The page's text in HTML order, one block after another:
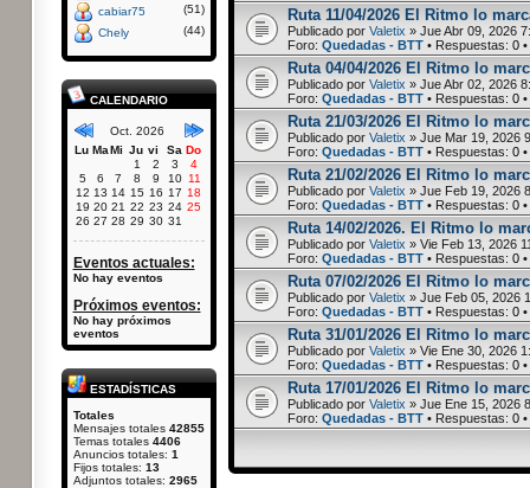
cabiar75
(51)
Chely
(44)
CALENDARIO
Oct. 2026
Lu MaMi Ju vi Sa Do
1
2 3
4
5
6 7 8 9 10 11
12 13 14 15 16 17 18
19 20 21 22 23 24 25
26 27 28 29 30 31
Eventos actuales:
No hay eventos
Próximos eventos:
No hay próximos
eventos
ESTADÍSTICAS
Totales
Mensajes totales 42855
Temas totales 4406
Anuncios totales: 1
Fijos totales: 13
Adjuntos totales: 2965
Ruta 11/04/2026 El Ritmo lo
Publicado por Valetix » Jue Abr 09, 2026
Foro: Quedadas - BTT• Respuestas: 0•
Ruta 04/04/2026 El Ritmo lo
Publicado por Valetix » Jue Abr 02, 2026
Foro: Quedadas - BTT• Respuestas: 0•
Ruta 21/03/2026 El Ritmo lo
Publicado por Valetix » Jue Mar 19, 2026
Foro: Quedadas - BTT• Respuestas: 0•
Ruta 21/02/2026 El Ritmo lo
Publicado por Valetix » Jue Feb 19, 2026
Foro: Quedadas - BTT• Respuestas: 0•
Ruta 14/02/2026. El Ritmo lo
Publicado por Valetix » Vie Feb 13, 2026
Foro: Quedadas - BTT• Respuestas: 0•
Ruta 07/02/2026 El Ritmo lo
Publicado por Valetix » Jue Feb 05, 2026
Foro: Quedadas - BTT• Respuestas: 0•
Ruta 31/01/2026 El Ritmo lo
Publicado por Valetix » Vie Ene 30, 2026
Foro: Quedadas - BTT• Respuestas: 0•
Ruta 17/01/2026 El Ritmo lo
Publicado por Valetix » Jue Ene 15, 2026
Foro: Quedadas - BTT• Respuestas: 0•